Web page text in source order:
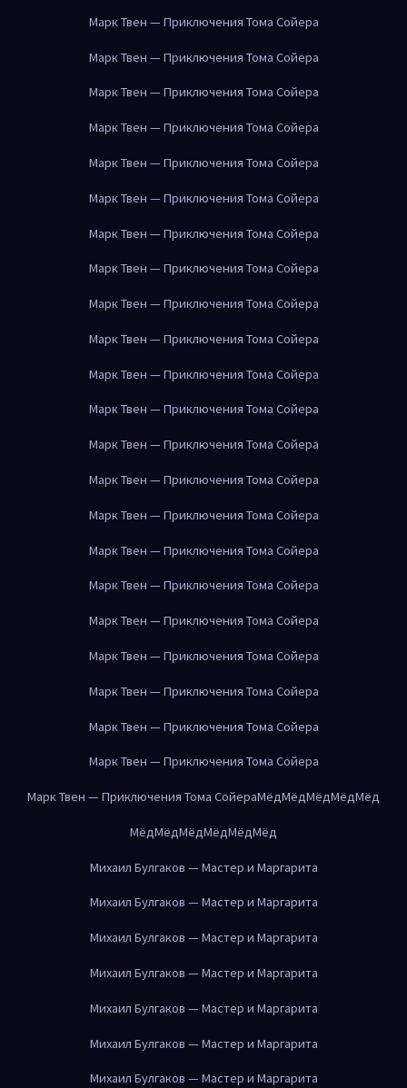
Марк Твен — Приключения Тома Сойера
Марк Твен — Приключения Тома Сойера
Марк Твен — Приключения Тома Сойера
Марк Твен — Приключения Тома Сойера
Марк Твен — Приключения Тома Сойера
Марк Твен — Приключения Тома Сойера
Марк Твен — Приключения Тома Сойера
Марк Твен — Приключения Тома Сойера
Марк Твен — Приключения Тома Сойера
Марк Твен — Приключения Тома Сойера
Марк Твен — Приключения Тома Сойера
Марк Твен — Приключения Тома Сойера
Марк Твен — Приключения Тома Сойера
Марк Твен — Приключения Тома Сойера
Марк Твен — Приключения Тома Сойера
Марк Твен — Приключения Тома Сойера
Марк Твен — Приключения Тома Сойера
Марк Твен — Приключения Тома Сойера
Марк Твен — Приключения Тома Сойера
Марк Твен — Приключения Тома Сойера
Марк Твен — Приключения Тома Сойера
Марк Твен — Приключения Тома Сойера
Марк Твен — Приключения Тома СойераМёдМёдМёдМёдМёд
МёдМёдМёдМёдМёдМёд
Михаил Булгаков — Мастер и Маргарита
Михаил Булгаков — Мастер и Маргарита
Михаил Булгаков — Мастер и Маргарита
Михаил Булгаков — Мастер и Маргарита
Михаил Булгаков — Мастер и Маргарита
Михаил Булгаков — Мастер и Маргарита
Михаил Булгаков — Мастер и Маргарита